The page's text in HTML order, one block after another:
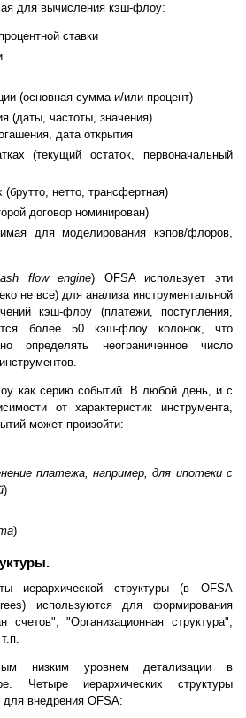
для вычисления кэш-флоу:
ставки
(основная сумма и/или процент)
(даты, частоты, значения)
дата открытия
(текущий остаток, первоначальный
нетто, трансфертная)
договор номинирован)
для моделирования кэпов/флоров,
flow engine) OFSA использует эти
не все) для анализа инструментальной
кэш-флоу (платежи, поступления,
более 50 кэш-флоу колонок, что
определять неограниченное число
как серию событий. В любой день, и с
от характеристик инструмента,
может произойти:
платежа, например, для ипотеки с
)
)
иерархической структуры (в OFSA
используются для формирования
счетов", "Организационная структура",
низким уровнем детализации в
Четыре иерархических структуры
внедрения OFSA: